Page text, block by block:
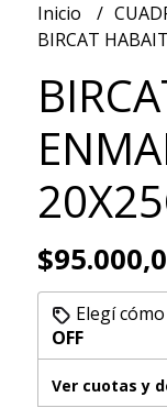
Inicio
BIRCAT
Elegí
OFF
Ver cuotas y